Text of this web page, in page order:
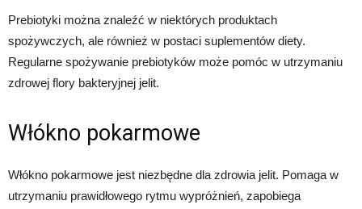
Prebiotyki można znaleźć w niektórych produktach
spożywczych, ale również w postaci suplementów diety.
Regularne spożywanie prebiotyków może pomóc w utrzymaniu
zdrowej flory bakteryjnej jelit.
Włókno pokarmowe
Włókno pokarmowe jest niezbędne dla zdrowia jelit. Pomaga w
utrzymaniu prawidłowego rytmu wypróżnień, zapobiega